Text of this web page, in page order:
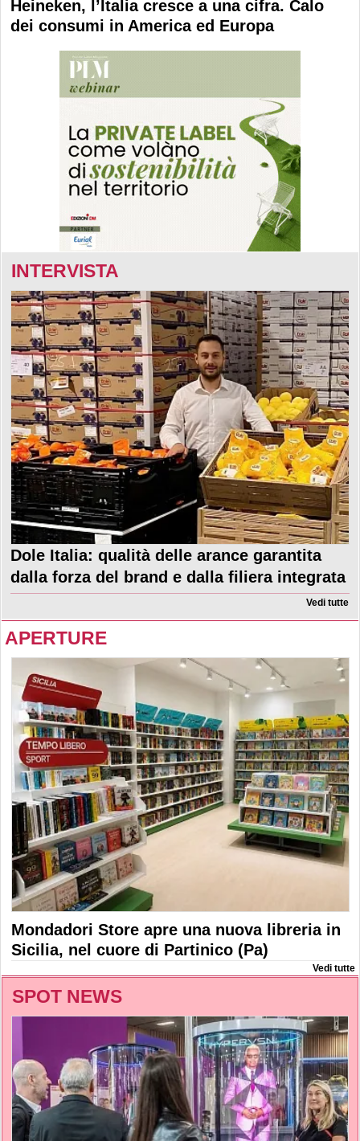
Heineken, l’Italia cresce a una cifra. Calo
dei consumi in America ed Europa
INTERVISTA
Dole Italia: qualità delle arance garantita
dalla forza del brand e dalla filiera integrata
Vedi tutte
APERTURE
Mondadori Store apre una nuova libreria in
Sicilia, nel cuore di Partinico (Pa)
Vedi tutte
SPOT NEWS